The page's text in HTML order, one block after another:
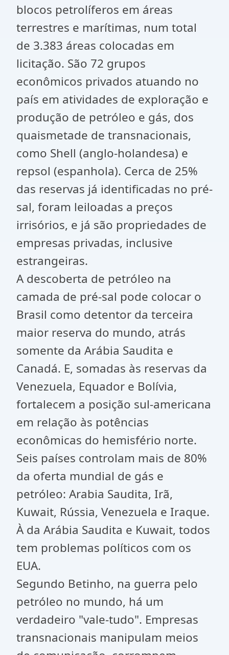
blocos petrolíferos em áreas
terrestres e marítimas, num total
de 3.383 áreas colocadas em
licitação. São 72 grupos
econômicos privados atuando no
país em atividades de exploração e
produção de petróleo e gás, dos
quaismetade de transnacionais,
como Shell (anglo-holandesa) e
repsol (espanhola). Cerca de 25%
das reservas já identificadas no pré-
sal, foram leiloadas a preços
irrisórios, e já são propriedades de
empresas privadas, inclusive
estrangeiras.
A descoberta de petróleo na
camada de pré-sal pode colocar o
Brasil como detentor da terceira
maior reserva do mundo, atrás
somente da Arábia Saudita e
Canadá. E, somadas às reservas da
Venezuela, Equador e Bolívia,
fortalecem a posição sul-americana
em relação às potências
econômicas do hemisfério norte.
Seis países controlam mais de 80%
da oferta mundial de gás e
petróleo: Arabia Saudita, Irã,
Kuwait, Rússia, Venezuela e Iraque.
À da Arábia Saudita e Kuwait, todos
tem problemas políticos com os
EUA.
Segundo Betinho, na guerra pelo
petróleo no mundo, há um
verdadeiro "vale-tudo". Empresas
transnacionais manipulam meios